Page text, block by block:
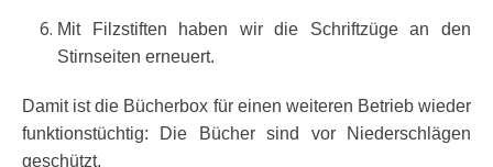
Mit Filzstiften haben wir die Schriftzüge an den
Stirnseiten erneuert.
Damit ist die Bücherbox für einen weiteren Betrieb wieder
funktionstüchtig: Die Bücher sind vor Niederschlägen
geschützt.